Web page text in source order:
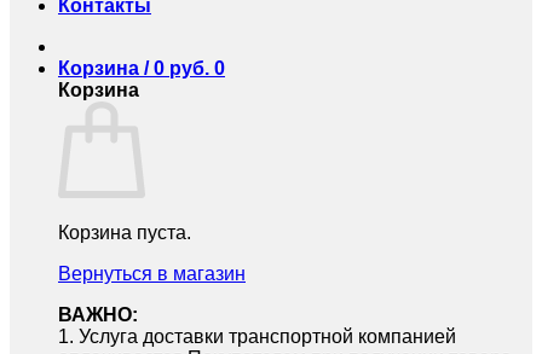
Контакты
Корзина /0 руб. 0
Корзина
Корзина пуста.
Вернуться в магазин
ВАЖНО:
1.⁠ ⁠Услуга доставки транспортной компанией